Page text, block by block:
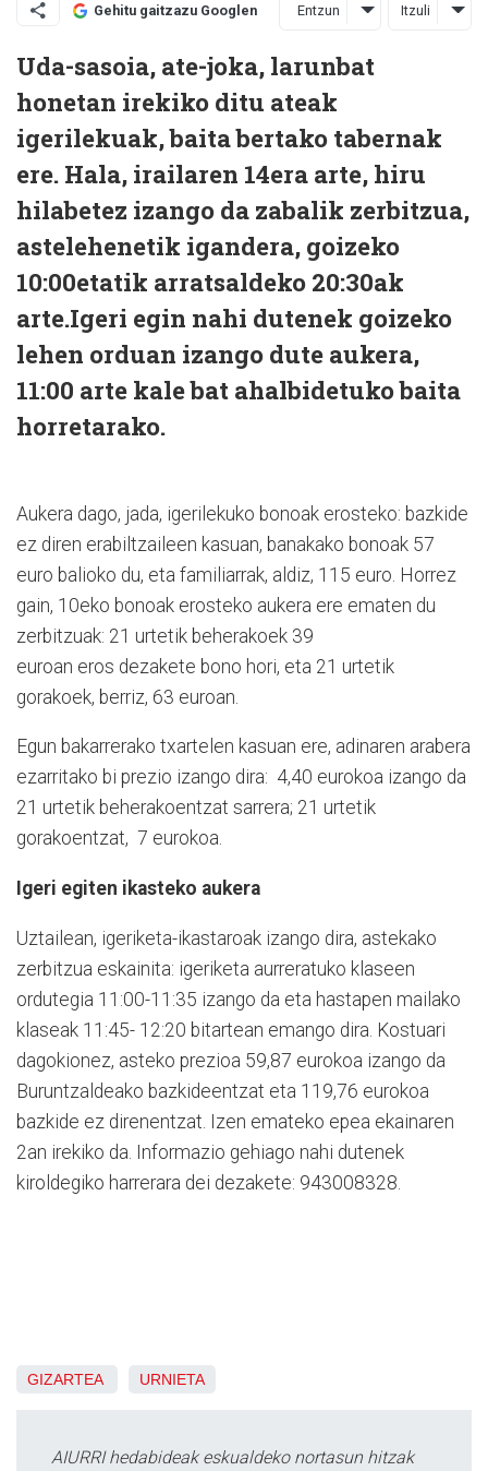
Gehitu gaitzazu Googlen Entzun Itzuli
Uda-sasoia, ate-joka, larunbat
honetan irekiko ditu ateak
igerilekuak, baita bertako tabernak
ere. Hala, irailaren 14era arte, hiru
hilabetez izango da zabalik zerbitzua,
astelehenetik igandera, goizeko
10:00etatik arratsaldeko 20:30ak
arte.Igeri egin nahi dutenek goizeko
lehen orduan izango dute aukera,
11:00 arte kale bat ahalbidetuko baita
horretarako.
Aukera dago, jada, igerilekuko bonoak erosteko: bazkide
ez diren erabiltzaileen kasuan, banakako bonoak 57
euro balioko du, eta familiarrak, aldiz, 115 euro. Horrez
gain, 10eko bonoak erosteko aukera ere ematen du
zerbitzuak: 21 urtetik beherakoek 39
euroan eros dezakete bono hori, eta 21 urtetik
gorakoek, berriz, 63 euroan.
Egun bakarrerako txartelen kasuan ere, adinaren arabera
ezarritako bi prezio izango dira: 4,40 eurokoa izango da
21 urtetik beherakoentzat sarrera; 21 urtetik
gorakoentzat, 7 eurokoa.
Igeri egiten ikasteko aukera
Uztailean, igeriketa-ikastaroak izango dira, astekako
zerbitzua eskainita: igeriketa aurreratuko klaseen
ordutegia 11:00-11:35 izango da eta hastapen mailako
klaseak 11:45- 12:20 bitartean emango dira. Kostuari
dagokionez, asteko prezioa 59,87 eurokoa izango da
Buruntzaldeako bazkideentzat eta 119,76 eurokoa
bazkide ez direnentzat. Izen emateko epea ekainaren
2an irekiko da. Informazio gehiago nahi dutenek
kiroldegiko harrerara dei dezakete: 943008328.
GIZARTEA URNIETA
AIURRI hedabideak eskualdeko nortasun hitzak